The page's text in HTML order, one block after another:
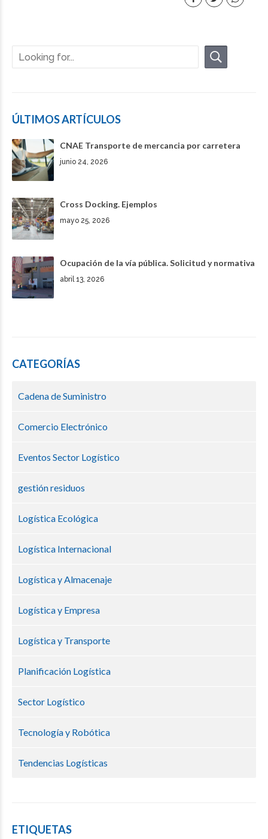
ÚLTIMOS ARTÍCULOS
CNAE Transporte de mercancia por carretera
junio 24, 2026
Cross Docking. Ejemplos
mayo 25, 2026
Ocupación de la vía pública. Solicitud y normativa
abril 13, 2026
CATEGORÍAS
Cadena de Suministro
Comercio Electrónico
Eventos Sector Logístico
gestión residuos
Logística Ecológica
Logística Internacional
Logística y Almacenaje
Logística y Empresa
Logística y Transporte
Planificación Logística
Sector Logístico
Tecnología y Robótica
Tendencias Logísticas
ETIQUETAS